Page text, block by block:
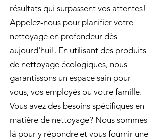
résultats qui surpassent vos attentes!
Appelez-nous pour planifier votre
nettoyage en profondeur dès
aujourd'hui!. En utilisant des produits
de nettoyage écologiques, nous
garantissons un espace sain pour
vous, vos employés ou votre famille.
Vous avez des besoins spécifiques en
matière de nettoyage? Nous sommes
là pour y répondre et vous fournir une